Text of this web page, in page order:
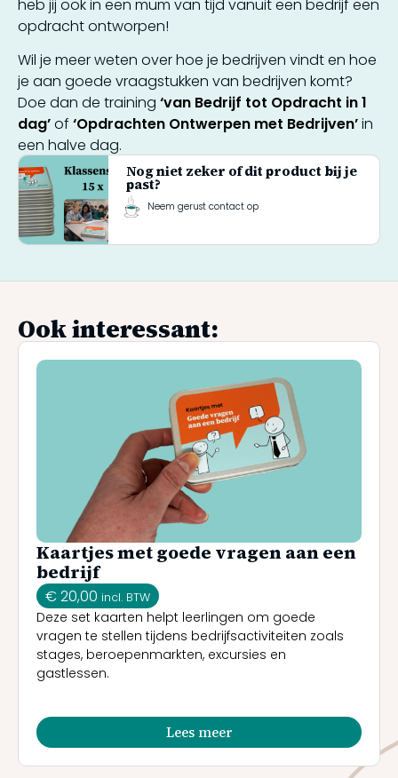
heb jij ook in een mum van tijd vanuit een bedrijf een
opdracht ontworpen!
Wil je meer weten over hoe je bedrijven vindt en hoe
je aan goede vraagstukken van bedrijven komt?
Doe dan de training ‘van Bedrijf tot Opdracht in 1
dag’of ‘Opdrachten Ontwerpen met Bedrijven’in
een halve dag.
Nog niet zeker of dit product bij je
past?
Neem gerust contact op
Ook interessant:
Kaartjes met goede vragen aan een
bedrijf
€20,00 incl. BTW
Deze set kaarten helpt leerlingen om goede
vragen te stellen tijdens bedrijfsactiviteiten zoals
stages, beroepenmarkten, excursies en
gastlessen.
Lees meer